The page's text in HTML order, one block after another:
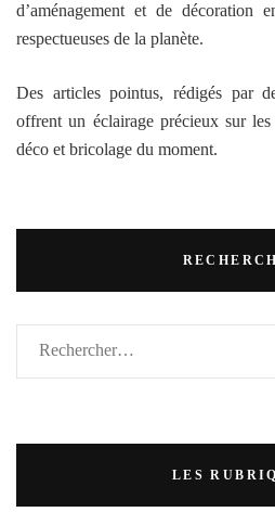
d’aménagement et de décoration
respectueuses de la planète.
Des articles pointus, rédigés par
offrent un éclairage précieux sur les
déco et bricolage du moment.
Rechercher :
LES